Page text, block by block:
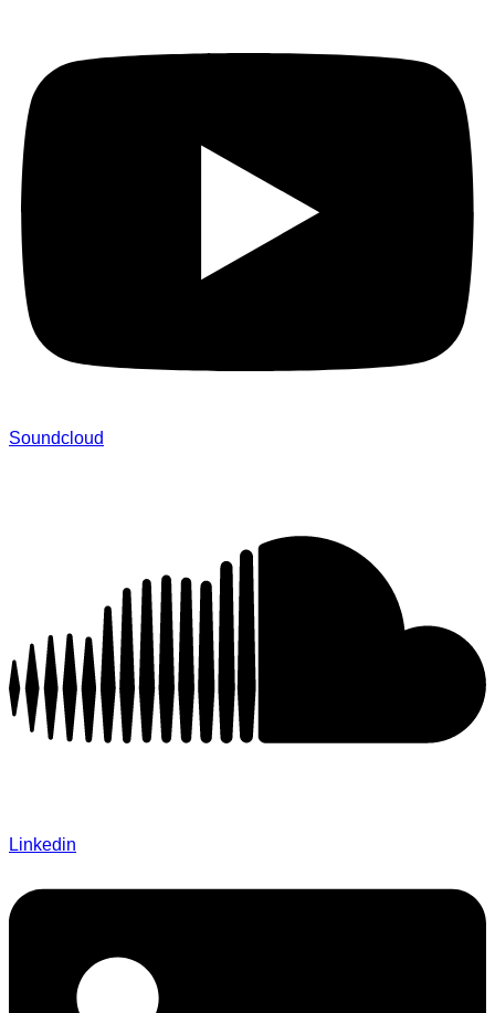
Soundcloud
Linkedin